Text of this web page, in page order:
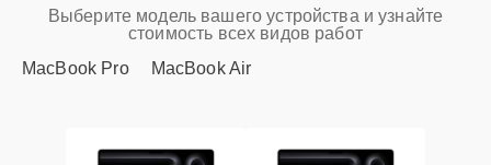
Выберите модель вашего устройства и узнайте
стоимость всех видов работ
MacBook Pro
MacBook Air